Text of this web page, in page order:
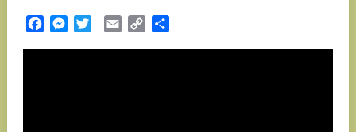
FacebookMessenger
TwitterEmail Copy